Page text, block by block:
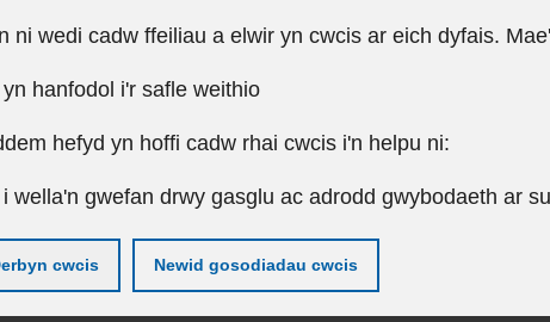
ni wedi cadw ffeiliau a elwir yn cwcis ar eich dyfais.
yn hanfodol i'r safle weithio
hefyd yn hoffi cadw rhai cwcis i'n helpu ni:
i wella'n gwefan drwy gasglu ac adrodd gwybodaeth ar
cwcis Newid gosodiadau cwcis